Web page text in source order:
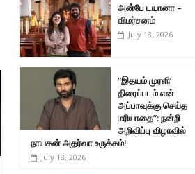
அன்பே டயானா –
விமர்சனம்
July 18, 2026
”இதயம் முரளி’
திரைப்படம் என்
அப்பாவுக்கு செய்த
மரியாதை”: நன்றி
அறிவிப்பு விழாவில்
நாயகன் அதர்வா உருக்கம்!
July 18, 2026